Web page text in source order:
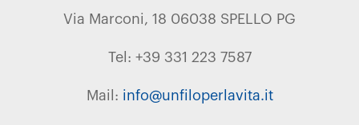
Via Marconi, 18 06038 SPELLO PG
Tel: +39 331 223 7587
Mail: info@unfiloperlavita.it